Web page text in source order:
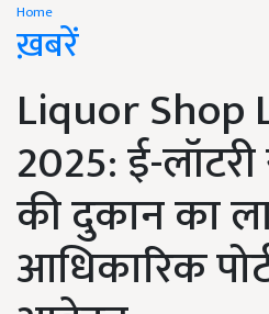
Home
ख़बरें
Liquor Shop
2025: ई-
की दुकान का
आधिकारिक